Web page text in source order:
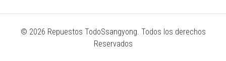
© 2026 Repuestos TodoSsangyong. Todos los derechos
Reservados